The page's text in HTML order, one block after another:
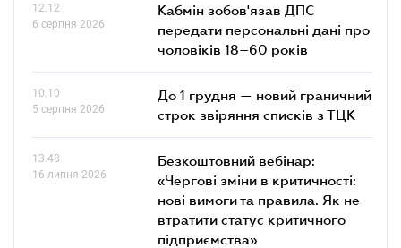
12.12
6 серпня 2026
Кабмін зобов'язав ДПС
передати персональні дані про
чоловіків 18–60 років
10.10
5 серпня 2026
До 1 грудня — новий граничний
строк звіряння списків з ТЦК
13.48
16 липня 2026
Безкоштовний вебінар:
«Чергові зміни в критичності:
нові вимоги та правила. Як не
втратити статус критичного
підприємства»